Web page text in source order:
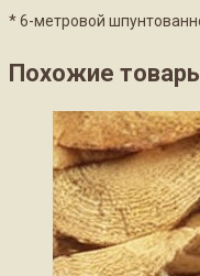
* 6-метровой
Похожие